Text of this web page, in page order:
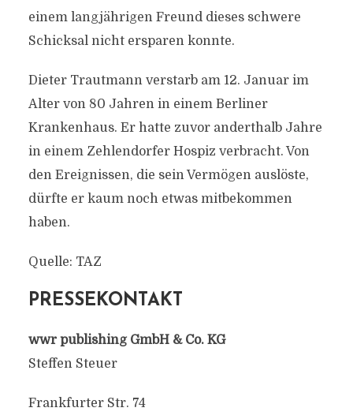
einem langjährigen Freund dieses schwere
Schicksal nicht ersparen konnte.
Dieter Trautmann verstarb am 12. Januar im
Alter von 80 Jahren in einem Berliner
Krankenhaus. Er hatte zuvor anderthalb Jahre
in einem Zehlendorfer Hospiz verbracht. Von
den Ereignissen, die sein Vermögen auslöste,
dürfte er kaum noch etwas mitbekommen
haben.
Quelle: TAZ
PRESSEKONTAKT
wwr publishing GmbH & Co. KG
Steffen Steuer
Frankfurter Str. 74